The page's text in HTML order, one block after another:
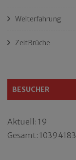
Welterfahrung
ZeitBrüche
BESUCHER
Aktuell: 19
Gesamt: 10394183